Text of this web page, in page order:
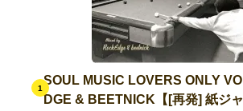
1
SOUL MUSIC LOVERS ONLY
DGE & BEETNICK【[再発] 紙ジ